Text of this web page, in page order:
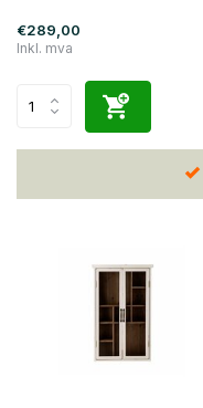
€289,00
Inkl. mva